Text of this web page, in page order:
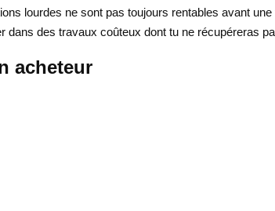
lourdes ne sont pas toujours rentables avant
des travaux coûteux dont tu ne récupéreras
acheteur